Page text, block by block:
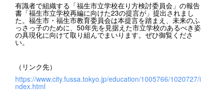
有識者で組織する「福生市立学校在り方検討委員会」の報告
書「福生市立学校再編に向けた23の提言が」提出されまし
た。福生市・福生市教育委員会は本提言を踏まえ、未来のふ
っさっ子のために、50年先を見据えた市立学校のあるべき姿
の具現化に向けて取り組んでまいります。ぜひ御覧くださ
い。
（リンク先）
https://www.city.fussa.tokyo.jp/education/1005766/1020727/i
ndex.html